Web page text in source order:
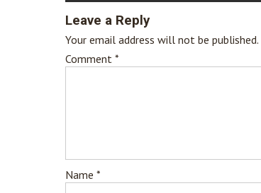
Leave a Reply
Your email address will not be published.
Comment *
Name *